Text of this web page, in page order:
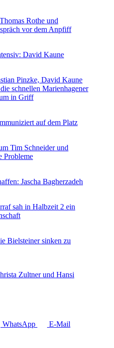
WhatsApp E-Mail